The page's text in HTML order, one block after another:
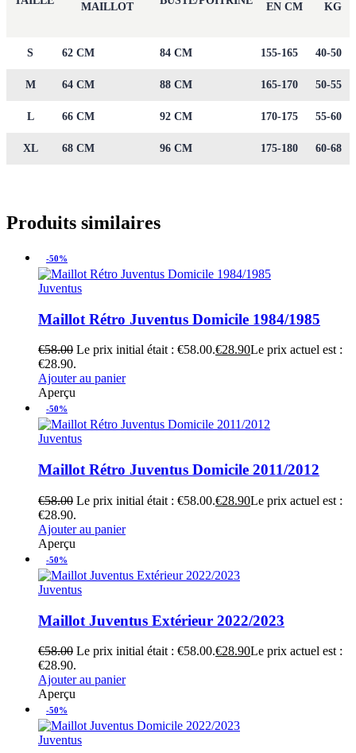
MAILLOT
EN CM
KG
S 62 CM 84 CM 155-165 40-50
M 64 CM 88 CM 165-170 50-55
L 66 CM 92 CM 170-175 55-60
XL 68 CM 96 CM 175-180 60-68
Produits similaires
-50%
Juventus
Maillot Rétro Juventus Domicile 1984/1985
€58.00 Le prix initial était : €58.00.€28.90Le prix actuel est :
€28.90.
Ajouter au panier
Aperçu
-50%
Juventus
Maillot Rétro Juventus Domicile 2011/2012
€58.00 Le prix initial était : €58.00.€28.90Le prix actuel est :
€28.90.
Ajouter au panier
Aperçu
-50%
Juventus
Maillot Juventus Extérieur 2022/2023
€58.00 Le prix initial était : €58.00.€28.90Le prix actuel est :
€28.90.
Ajouter au panier
Aperçu
-50%
Juventus